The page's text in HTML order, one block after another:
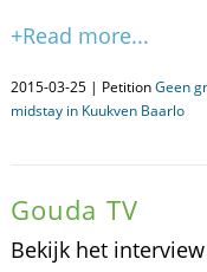
+Read more...
2015-03-25 | PetitionGeen
midstay in Kuukven Baarlo
Gouda TV
Bekijk het